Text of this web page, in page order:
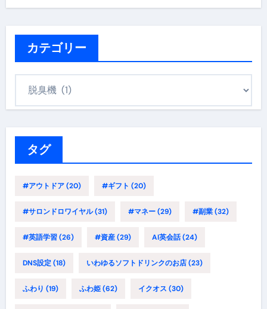
カテゴリー
タグ
#アウトドア(20) #ギフト (20)
#サロンドロワイヤル(31) #マネー(29) #副業(32)
#英語学習(26) #資産(29) AI英会話(24)
DNS設定(18) いわゆるソフトドリンクのお店(23)
ふわり (19) ふわ姫(62) イクオス (30)